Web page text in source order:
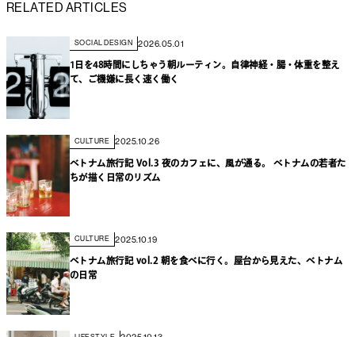
RELATED ARTICLES
SOCIAL DESIGN 2026.05.01
1日を48時間にしちゃう朝ルーティン。自律神経・腸・体重を整え
て、ご機嫌に長く速く働く
CULTURE 2025.10.26
ベトナム旅行記 Vol.3 夜のカフェに、風が通る。 ベトナムの若者た
ちが描く日常のリズム
CULTURE 2025.10.19
ベトナム旅行記 vol.2 朝を食べに行く。屋台から見えた、ベトナム
の日常